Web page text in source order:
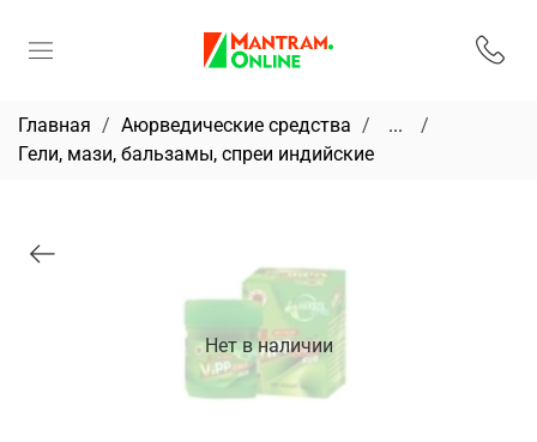
Главная Аюрведические средства
...
Гели, мази, бальзамы, спреи индийские
Нет в наличии